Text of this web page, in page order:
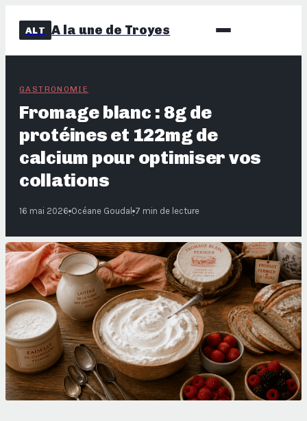
ALT A la une de Troyes
GASTRONOMIE
Fromage blanc : 8g de
protéines et 122mg de
calcium pour optimiser vos
collations
16 mai 2026· Océane Goudal · 7 min de lecture